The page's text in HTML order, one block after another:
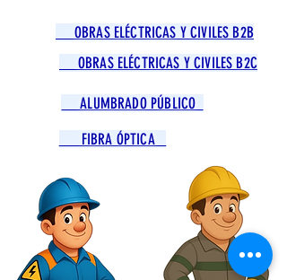
OBRAS ELÉCTRICAS Y CIVILES B2B
OBRAS ELÉCTRICAS Y CIVILES B2C
ALUMBRADO PÚBLICO
FIBRA ÓPTICA